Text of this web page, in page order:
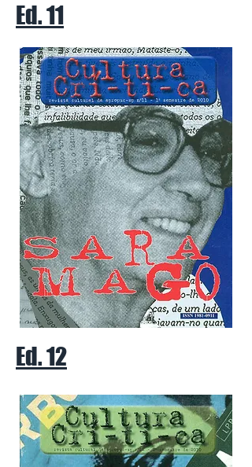
Ed. 11
Ed. 12